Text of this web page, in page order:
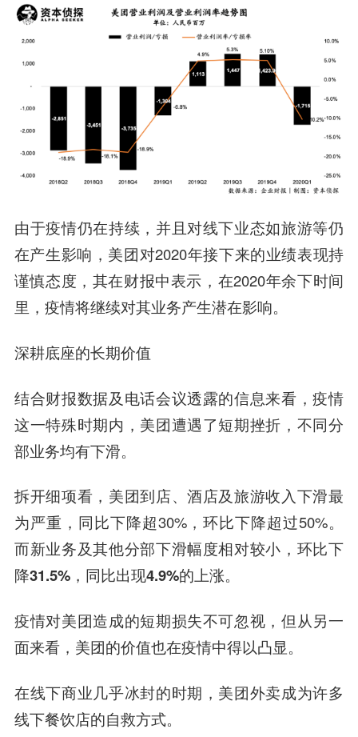
由于疫情仍在持续，并且对线下业态如旅游等仍
在产生影响，美团对2020年接下来的业绩表现持
谨慎态度，其在财报中表示，在2020年余下时间
里，疫情将继续对其业务产生潜在影响。
深耕底座的长期价值
结合财报数据及电话会议透露的信息来看，疫情
这一特殊时期内，美团遭遇了短期挫折，不同分
部业务均有下滑。
拆开细项看，美团到店、酒店及旅游收入下滑最
为严重，同比下降超30%，环比下降超过50%。
而新业务及其他分部下滑幅度相对较小，环比下
降31.5%，同比出现4.9%的上涨。
疫情对美团造成的短期损失不可忽视，但从另一
面来看，美团的价值也在疫情中得以凸显。
在线下商业几乎冰封的时期，美团外卖成为许多
线下餐饮店的自救方式。